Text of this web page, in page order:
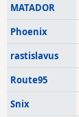
MATADOR
Phoenix
rastislavus
Route95
Snix